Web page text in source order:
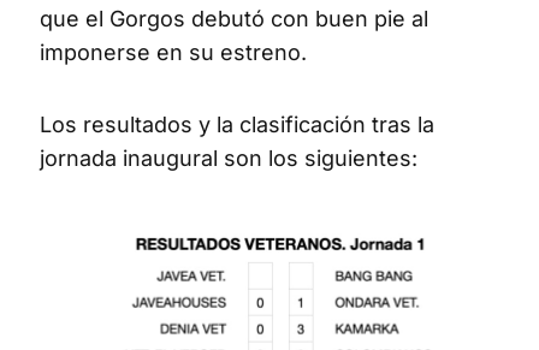
que el Gorgos debutó con buen pie al
imponerse en su estreno.
Los resultados y la clasificación tras la
jornada inaugural son los siguientes: